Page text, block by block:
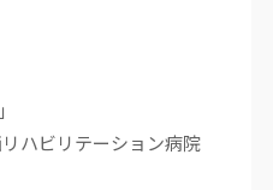
ハビリテーション病院